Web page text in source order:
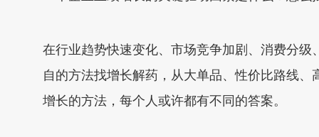
在行业趋势快速变化、市场竞争加剧、消费分
自的方法找增长解药，从大单品、性价比路线
增长的方法，每个人或许都有不同的答案。